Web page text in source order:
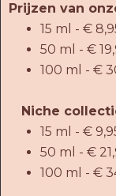
Prijzen van
15 ml - €
50 ml - €
100 ml - €
Niche
15 ml - €
50 ml - €
100 ml - €